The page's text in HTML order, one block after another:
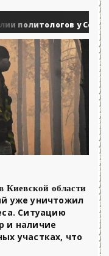
политологов у
Киевской области
уже уничтожил
Ситуацию
и наличие
участках, что